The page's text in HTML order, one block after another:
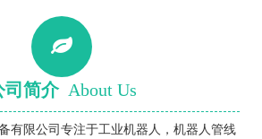
司简介 About Us
有限公司专注于工业机器人，机器人管线